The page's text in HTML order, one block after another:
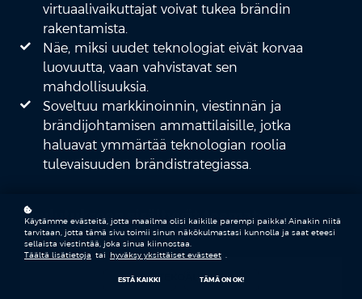
virtuaalivaikuttajat voivat tukea brändin
rakentamista.
Näe, miksi uudet teknologiat eivät korvaa
luovuutta, vaan vahvistavat sen
mahdollisuuksia.
Soveltuu markkinoinnin, viestinnän ja
brändijohtamisen ammattilaisille, jotka
haluavat ymmärtää teknologian roolia
tulevaisuuden brändistrategiassa.
Koulutukseen sisältyvät teemat:
TEKOÄLY
Käytämme evästeitä, jotta maailma olisi kaikille parempi paikka! Ainakin niitä
tarvitaan, jotta tämä sivu toimii sinun näkökulmastasi kunnolla ja saat eteesi
sellaista viestintää, joka sinua kiinnostaa.
Täältä lisätietoja tai hyväksy yksittäiset evästeet
ESTÄ KAIKKI TÄMÄ ON OK!